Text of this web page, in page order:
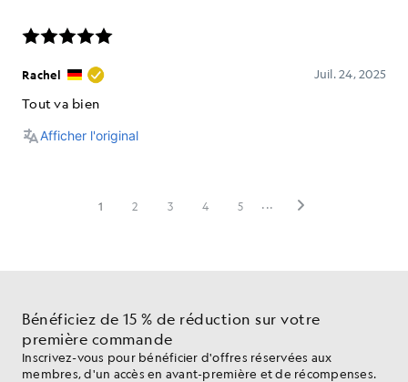
Bénéficiez de 15 % de réduction sur votre
première commande
Inscrivez-vous pour bénéficier d'offres réservées aux
membres, d'un accès en avant-première et de récompenses.